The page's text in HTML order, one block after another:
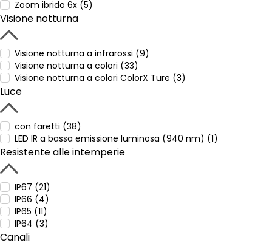
Zoom ibrido 6x (5)
Visione notturna
Visione notturna a infrarossi (9)
Visione notturna a colori (33)
Visione notturna a colori ColorX Ture (3)
Luce
con faretti (38)
LED IR a bassa emissione luminosa (940 nm) (1)
Resistente alle intemperie
IP67 (21)
IP66 (4)
IP65 (11)
IP64 (3)
Canali